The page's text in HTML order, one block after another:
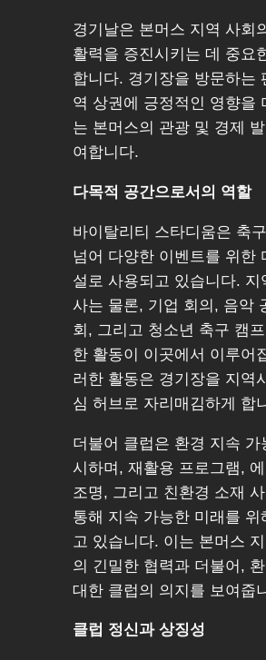
경기날은 본머스 지역 사회
활력을 증진시키는 데 중요
합니다. 경기장을 방문하는
역 상권에 긍정적인 영향을
는 본머스의 관광 및 경제 발
여합니다.
다목적 공간으로서의 역할
바이탈리티 스타디움은 축
넘어 다양한 이벤트를 위한
설로 사용되고 있습니다. 지
사는 물론, 기업 회의, 음악
회, 그리고 청소년 축구 캠
한 활동이 이곳에서 이루어
러한 활동은 경기장을 지역
심 허브로 자리매김하게 합
더불어 클럽은 환경 지속 가
시하며, 재활용 프로그램,
조명, 그리고 친환경 소재
통해 지속 가능한 미래를 위
고 있습니다. 이는 본머스
의 긴밀한 협력과 더불어,
대한 클럽의 의지를 보여줍
클럽 정신과 상징성